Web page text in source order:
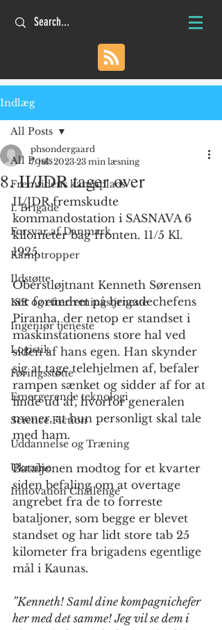
Indlæg
All Posts
Fremtidens kampplads
1. Brigade
Forsvar af Danmark
Kamptropper
Ildstøtte
ISR og efterretningstjeneste
Ingeniør tjeneste
Logistik
Føringsstøtte
Emergerende teknologi
Science Fiction
Uddannelse og Træning
Ukraine
Innovation Challenge
All Posts
8. II/JDR tager over
phsondergaard
7. jul. 2023 23 min læsning
II/JDR fremskudte
kommandostation i SASNAVA 6
kilometer bag fronten. 11/5 Kl.
1925.
Oberstløjtnant Kenneth Sørensen
ser forundret på brigadechefens
Piranha, der netop er standset i
maskinstationens store hal ved
siden af hans egen. Han skynder
sig at tage telehjelmen af, befaler
rampen sænket og sidder af for at
finde ud af, hvorfor generalen
mener, at hun personligt skal tale
med ham.
Bataljonen modtog for et kvarter
siden befaling om at overtage
angrebet fra de to forreste
bataljoner, som begge er blevet
standset og har lidt store tab 25
kilometer fra brigadens egentlige
mål i Kaunas.
”Kenneth! Saml dine kompagnichefer
her med det samme! Jeg vil se dem i